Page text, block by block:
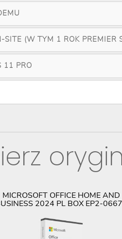
SITE (W TYM 1 ROK PREMIER
11 PRO
MICROSOFT OFFICE HOME AND
2024 PL BOX EP2-